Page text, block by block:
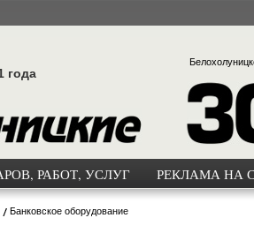
года
РАБОТ, УСЛУГ РЕКЛАМА НА
Банковское оборудование